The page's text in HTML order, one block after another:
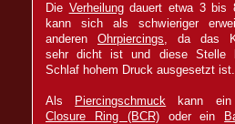
Die Verheilungdauert etwa 3 bis
kann sich als schwieriger
anderen Ohrpiercings, da das
sehr dicht ist und diese Stelle
Schlaf hohem Druck ausgesetzt ist.
Als Piercingschmuck kann
Closure Ring (BCR)oder ein